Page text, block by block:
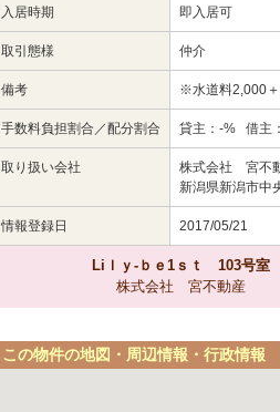
入居時期 即入居可
取引態様 仲介
備考 ※水道料2,000
手数料負担割合／配分割合 貸主：-% 借主
取り扱い会社
株式会社 宮不
新潟県新潟市中
情報登録日 2017/05/21
Liｌｙ-ｂｅ1ｓｔ 103号室
株式会社 宮不動産
この物件の地図・周辺情報・行政情報